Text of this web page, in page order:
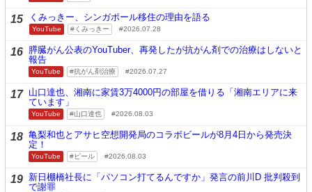
15 くみっきー、シンガポール移住の理由を語る
YouTube くみっきー 2026.07.28
16 膵臓がん公表のYouTuber、再発したが抗がん剤での治療はしないと
報告
YouTube 抗がん剤治療 2026.07.27
17 山口達也、湘南に家賃3万4000円の部屋を借りる「湘南エリアに来
ています」
YouTube 山口達也 2026.08.03
18 亀梨和也とアサヒ空想開発局のコラボビールが8月4日から発売決
定！
YouTube ビール 2026.08.03
19 新日棚橋社長に「パソコン打てるんですか」発言の前川D 批判殺到
で謝罪